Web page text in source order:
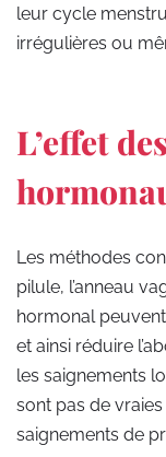
leur cycle
irrégulières ou
L’effet
Les méthodes
pilule, l’anneau
hormonal
et ainsi réduire
les saignements
sont pas de
saignements de